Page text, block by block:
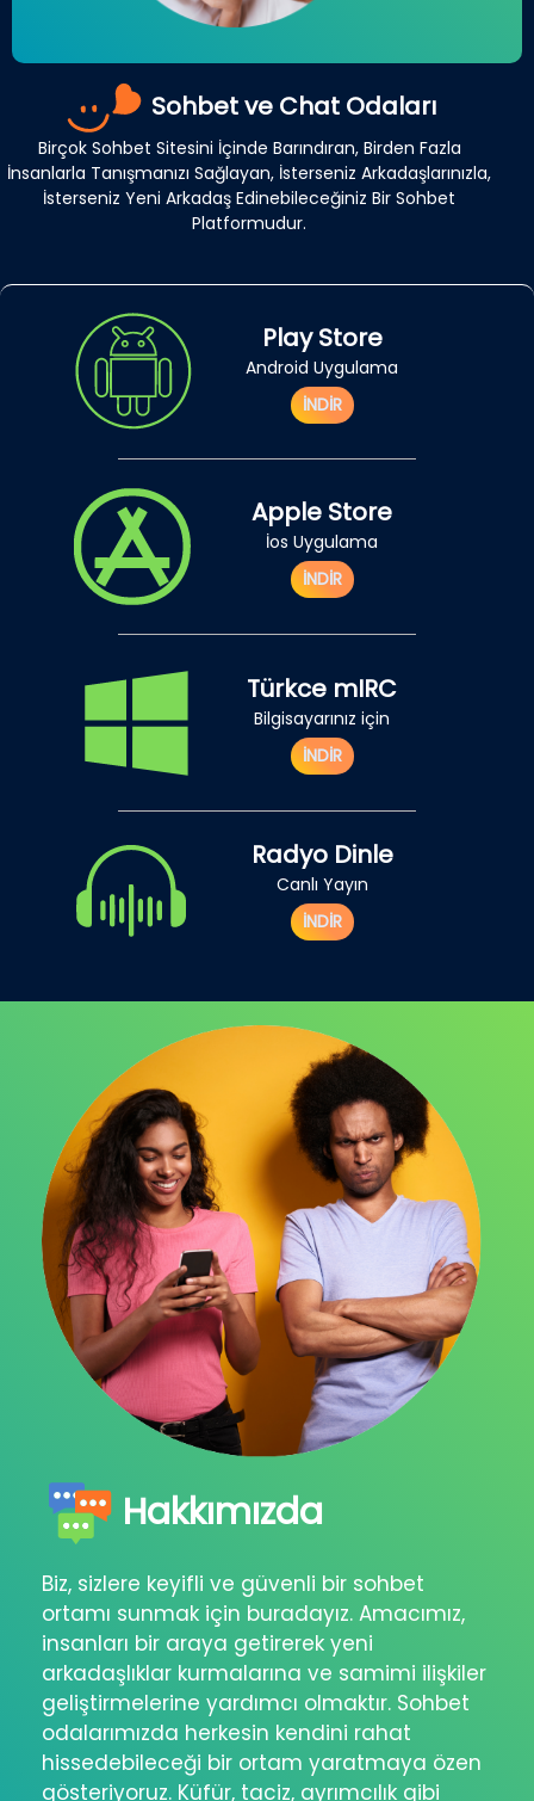
Sohbet ve Chat Odaları
Birçok Sohbet Sitesini İçinde Barındıran, Birden Fazla
İnsanlarla Tanışmanızı Sağlayan, İsterseniz Arkadaşlarınızla,
İsterseniz Yeni Arkadaş Edinebileceğiniz Bir Sohbet
Platformudur.
Play Store
Android Uygulama
İNDİR
Apple Store
İos Uygulama
İNDİR
Türkce mIRC
Bilgisayarınız için
İNDİR
Radyo Dinle
Canlı Yayın
İNDİR
Hakkımızda
Biz, sizlere keyifli ve güvenli bir sohbet
ortamı sunmak için buradayız. Amacımız,
insanları bir araya getirerek yeni
arkadaşlıklar kurmalarına ve samimi ilişkiler
geliştirmelerine yardımcı olmaktır. Sohbet
odalarımızda herkesin kendini rahat
hissedebileceği bir ortam yaratmaya özen
gösteriyoruz. Küfür, taciz, ayrımcılık gibi